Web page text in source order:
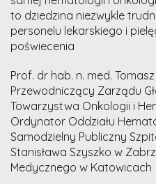
to dziedzina niezwykle
personelu lekarskiego i
poświecenia
Prof. dr hab. n. med.
Przewodniczący Zarządu
Towarzystwa Onkologii i
Ordynator Oddziału
Samodzielny Publiczny
Stanisława Szyszko w
Medycznego w Katowicach